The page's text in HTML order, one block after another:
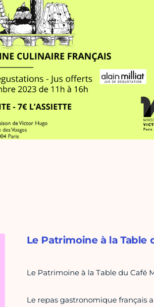
Le Patrimoine à la Table
Le Patrimoine à la Table du Café
Le repas gastronomique français